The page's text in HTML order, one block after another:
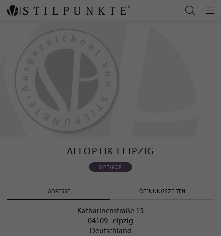
ALLOPTIK LEIPZIG
OPTIKER
ADRESSE ÖFFNUNGSZEITEN
Katharinenstraße 15
04109 Leipzig
Deutschland